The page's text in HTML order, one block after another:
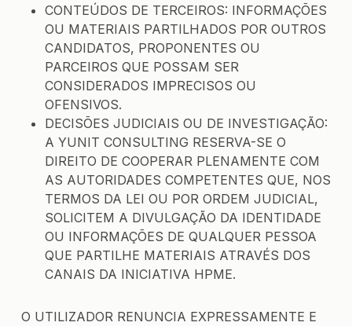
CONTEÚDOS DE TERCEIROS: INFORMAÇÕES
OU MATERIAIS PARTILHADOS POR OUTROS
CANDIDATOS, PROPONENTES OU
PARCEIROS QUE POSSAM SER
CONSIDERADOS IMPRECISOS OU
OFENSIVOS.
DECISÕES JUDICIAIS OU DE INVESTIGAÇÃO:
A YUNIT CONSULTING RESERVA-SE O
DIREITO DE COOPERAR PLENAMENTE COM
AS AUTORIDADES COMPETENTES QUE, NOS
TERMOS DA LEI OU POR ORDEM JUDICIAL,
SOLICITEM A DIVULGAÇÃO DA IDENTIDADE
OU INFORMAÇÕES DE QUALQUER PESSOA
QUE PARTILHE MATERIAIS ATRAVÉS DOS
CANAIS DA INICIATIVA HPME.
O UTILIZADOR RENUNCIA EXPRESSAMENTE E